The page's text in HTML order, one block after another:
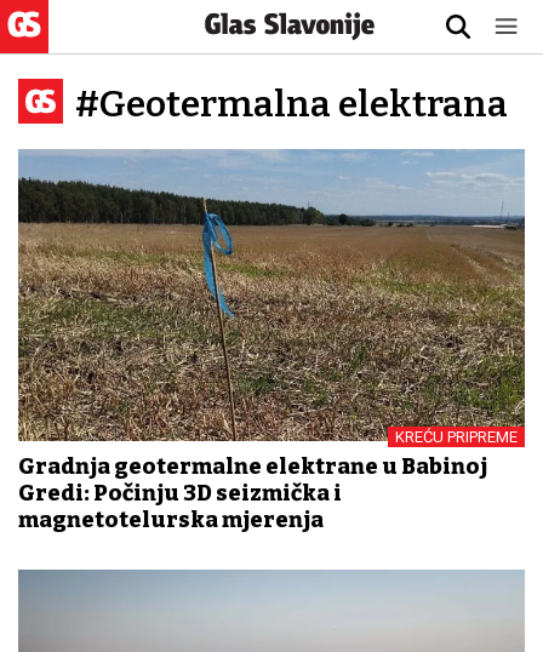
#Geotermalna elektrana
KREĆU PRIPREME
Gradnja geotermalne elektrane u Babinoj
Gredi: Počinju 3D seizmička i
magnetotelurska mjerenja